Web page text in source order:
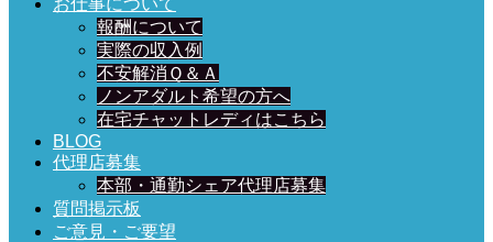
お仕事について
報酬について
実際の収入例
不安解消Ｑ＆Ａ
ノンアダルト希望の方へ
在宅チャットレディはこちら
BLOG
代理店募集
本部・通勤シェア代理店募集
質問掲示板
ご意見・ご要望